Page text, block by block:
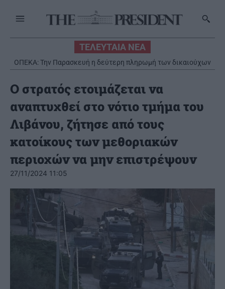
ΤΕΛΕΥΤΑΙΑ ΝΕΑ
ΟΠΕΚΑ: Την Παρασκευή η δεύτερη πληρωμή των δικαιούχων
του Λογαριασμού Αγροτικής Εστίας
H Google αναδιοργανώνει την ηγεσία της AI
Ο στρατός ετοιμάζεται να
αναπτυχθεί στο νότιο τμήμα του
Λιβάνου, ζήτησε από τους
κατοίκους των μεθοριακών
περιοχών να μην επιστρέψουν
27/11/2024 11:05